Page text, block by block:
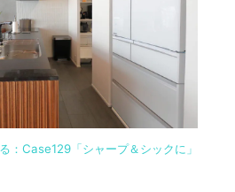
：Case129「シャープ＆シックに」